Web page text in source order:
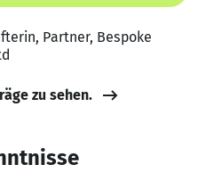
Partner, Bespoke
zu sehen.